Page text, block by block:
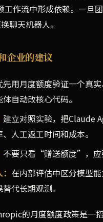
工作流中形成依赖。一旦
聊天机器人。
企业的建议
先用月度额度验证一个真
自动改核心代码。
建立对照实验，把Claude
人工返工时间和成本。
不要只看“赠送额度”，应
在内部评估中区分模型
代长期观测。
的月度额度政策是一